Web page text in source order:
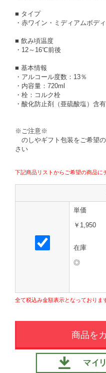
■ タイプ
・赤ワイン・ミディアムボディ
■ 飲み頃温度
・12～16℃前後
■ 基本情報
・アルコール度数：13％
・内容量：720ml
・栓：コルク栓
・酸化防止剤（亜硫酸塩）含有
※ご注意※
のしやギフト包装をご希望
さい
下記商品リストからご希望の商品に
単価
￥1,950
在庫
◎
全て税込み金額表示となっておりま
商品を